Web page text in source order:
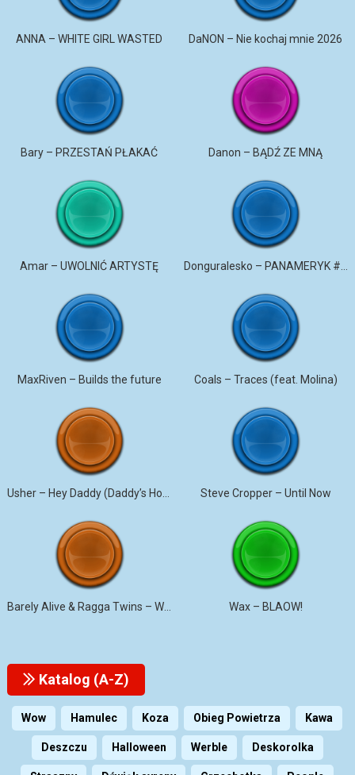
ANNA – WHITE GIRL WASTED DaNON – Nie kochaj mnie 2026
Bary – PRZESTAŃ PŁAKAĆ Danon – BĄDŹ ZE MNĄ
Amar – UWOLNIĆ ARTYSTĘ
MaxRiven – Builds the future Coals – Traces (feat. Molina)
Steve Cropper – Until Now
Barely Alive & Ragga Twins – We Set It Wax – BLAOW!
Katalog (A-Z)
Wow Hamulec Koza Obieg Powietrza Kawa
Deszczu Halloween Werble Deskorolka